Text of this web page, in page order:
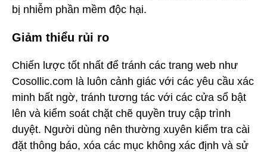
bị nhiễm phần mềm độc hại.
Giảm thiểu rủi ro
Chiến lược tốt nhất để tránh các trang web như
Cosollic.com là luôn cảnh giác với các yêu cầu xác
minh bất ngờ, tránh tương tác với các cửa sổ bật
lên và kiểm soát chặt chẽ quyền truy cập trình
duyệt. Người dùng nên thường xuyên kiểm tra cài
đặt thông báo, xóa các mục không xác định và sử